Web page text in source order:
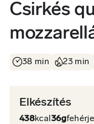
Csirkés
38 min 23 min
Elkészítés
438kcal 36g